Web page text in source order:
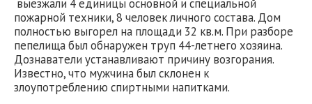
выезжали 4 единицы основной и специальной
пожарной техники, 8 человек личного состава. Дом
полностью выгорел на площади 32 кв.м. При разборе
пепелища был обнаружен труп 44-летнего хозяина.
Дознаватели устанавливают причину возгорания.
Известно, что мужчина был склонен к
злоупотреблению спиртными напитками.